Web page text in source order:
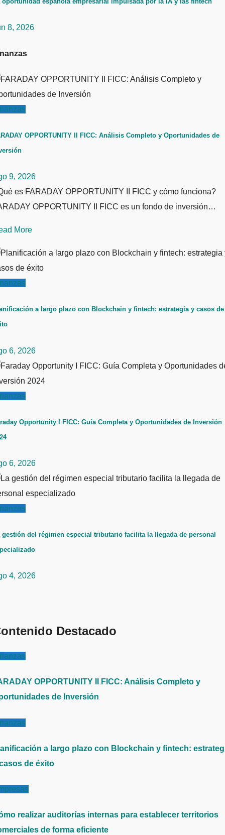
8, 2026
OPPORTUNITY II FICC: Análisis Completo y Oportunidades de
9, 2026
es FARADAY OPPORTUNITY II FICC y cómo funciona?
OPPORTUNITY II FICC es un fondo de inversión…
More
a largo plazo con Blockchain y fintech: estrategia y casos de
6, 2026
Opportunity I FICC: Guía Completa y Oportunidades de Inversión
6, 2026
gestión del régimen especial tributario facilita la llegada de personal
4, 2026
Destacado
OPPORTUNITY II FICC: Análisis Completo y
de Inversión
a largo plazo con Blockchain y fintech:
de éxito
realizar auditorías internas para establecer territorios
de forma eficiente